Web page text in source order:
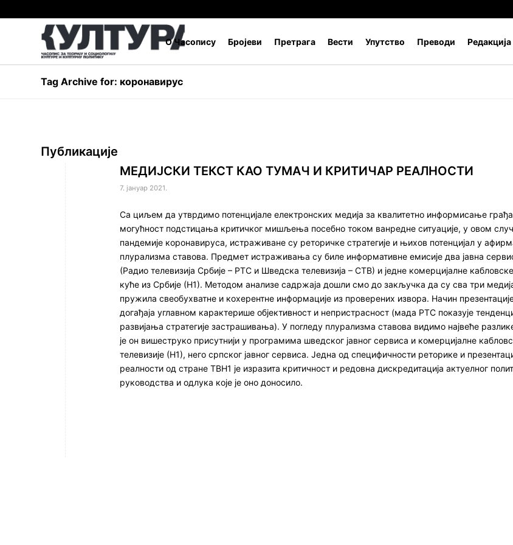
О Часопису Бројеви Претрага Вести Упутство Преводи Редакција
Tag Archive for: ко­ро­на­ви­рус
Публикације
МЕДИЈСКИ ТЕКСТ КАО ТУМАЧ И КРИТИЧАР РЕАЛНОСТИ
7. јануар 2021.
Са циљем да утврдимо потенцијале електронских медија за квалитетно информисање
могућност подстицања критичког мишљења посебно током ванредне ситуације, у овом
пандемије коронавируса, истраживане су реторичке стратегије и њихов потенцијал у
плурализма ставова. Предмет истраживања су биле информативне емисије два јавна
(Радио телевизија Србије – РТС и Шведска телевизија – СТВ) и једне комерцијалне
куће из Србије (Н1). Методом анализе садржаја дошли смо до закључка да су сва три
пружила свеобухватне и кохерентне информације из проверених извора. Начин
догађаја углавном карактерише објективност и непристрасност (мада РТС показује
развијања стратегије застрашивања). У погледу плурализма ставова видимо највеће
је он вишеструко присутнији у програмима шведског јавног сервиса и комерцијалне
телевизије (Н1), него српског јавног сервиса. Једна од специфичности реторике и
реалности од стране ТВН1 је изразита критичност и редовна дискредитација актуелног
руководства и одлука које је оно доносило.